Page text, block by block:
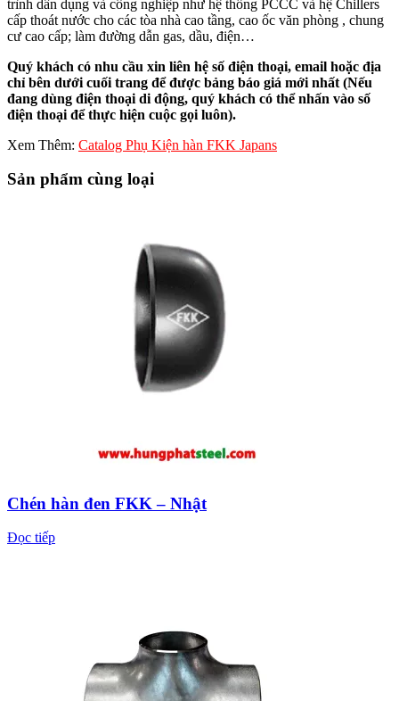
trình dân dụng và công nghiệp như hệ thống PCCC và hệ Chillers
cấp thoát nước cho các tòa nhà cao tầng, cao ốc văn phòng , chung
cư cao cấp; làm đường dẫn gas, dầu, điện…
Quý khách có nhu cầu xin liên hệ số điện thoại, email hoặc địa
chỉ bên dưới cuối trang để được bảng báo giá mới nhất (Nếu
đang dùng điện thoại di động, quý khách có thể nhấn vào số
điện thoại để thực hiện cuộc gọi luôn).
Xem Thêm: Catalog Phụ Kiện hàn FKK Japans
Sản phẩm cùng loại
Chén hàn đen FKK – Nhật
Đọc tiếp